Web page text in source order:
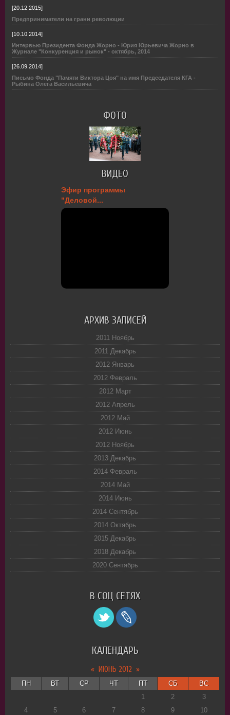
[20.12.2015]
Предприниматели на грани революции
[10.10.2014]
Интервью Президента Фонда Жорно - Юрия Юрьевича Жорно в
Журнале "Конкуренция и рынок" - октябрь, 2014
[26.09.2014]
Письмо Фонда "Памяти Виктора Цоя" на имя Председателя КГА -
Рыбина Олега Васильевича
ФОТО
ВИДЕО
Эфир программы
"Деловой...
АРХИВ ЗАПИСЕЙ
2011 Ноябрь
2011 Декабрь
2012 Январь
2012 Февраль
2012 Март
2012 Апрель
2012 Май
2012 Июнь
2012 Ноябрь
2013 Декабрь
2014 Февраль
2014 Май
2014 Июнь
2014 Сентябрь
2014 Октябрь
2015 Декабрь
2018 Декабрь
2020 Сентябрь
В СОЦ СЕТЯХ
КАЛЕНДАРЬ
« ИЮНЬ 2012 »
ПН ВТ СР ЧТ ПТ СБ
ВС
1
2
3
4
5 6 7 8 9 10